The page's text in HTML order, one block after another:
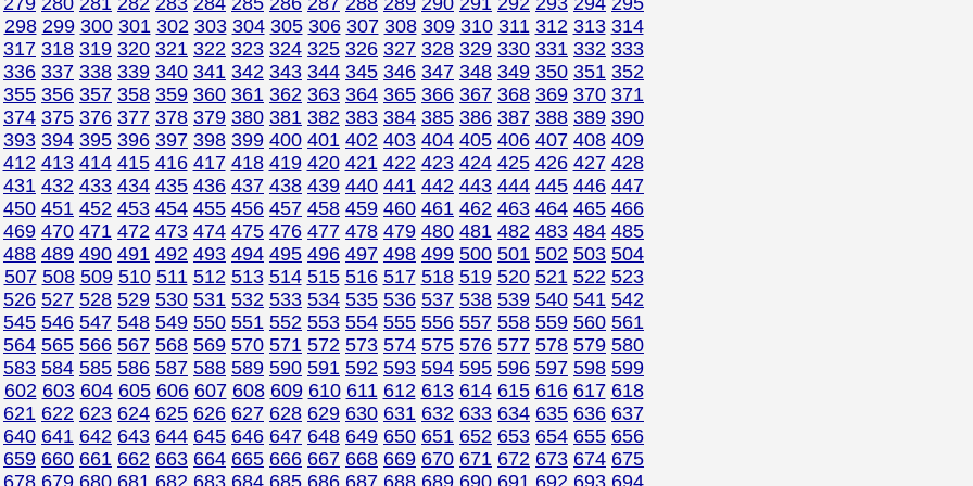
298 299 300 301 302 303 304 305 306 307 308 309 310 311 312 313 314
317 318 319 320 321 322 323 324 325 326 327 328 329 330 331 332 333
336 337 338 339 340 341 342 343 344 345 346 347 348 349 350 351 352
355 356 357 358 359 360 361 362 363 364 365 366 367 368 369 370 371
374 375 376 377 378 379 380 381 382 383 384 385 386 387 388 389 390
393 394 395 396 397 398 399 400 401 402 403 404 405 406 407 408 409
412 413 414 415 416 417 418 419 420 421 422 423 424 425 426 427 428
431 432 433 434 435 436 437 438 439 440 441 442 443 444 445 446 447
450 451 452 453 454 455 456 457 458 459 460 461 462 463 464 465 466
469 470 471 472 473 474 475 476 477 478 479 480 481 482 483 484 485
488 489 490 491 492 493 494 495 496 497 498 499 500 501 502 503 504
507 508 509 510 511 512 513 514 515 516 517 518 519 520 521 522 523
526 527 528 529 530 531 532 533 534 535 536 537 538 539 540 541 542
545 546 547 548 549 550 551 552 553 554 555 556 557 558 559 560 561
564 565 566 567 568 569 570 571 572 573 574 575 576 577 578 579 580
583 584 585 586 587 588 589 590 591 592 593 594 595 596 597 598 599
602 603 604 605 606 607 608 609 610 611 612 613 614 615 616 617 618
621 622 623 624 625 626 627 628 629 630 631 632 633 634 635 636 637
640 641 642 643 644 645 646 647 648 649 650 651 652 653 654 655 656
659 660 661 662 663 664 665 666 667 668 669 670 671 672 673 674 675
678 679 680 681 682 683 684 685 686 687 688 689 690 691 692 693 694